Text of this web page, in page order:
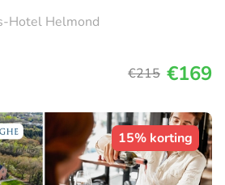
Hotel Helmond
€215 €169
15% korting